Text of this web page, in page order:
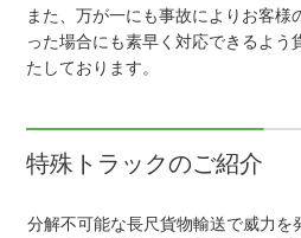
また、万が一にも事故によりお客様
った場合にも素早く対応できるよう
たしております。
特殊トラックのご紹介
分解不可能な長尺貨物輸送で威力を